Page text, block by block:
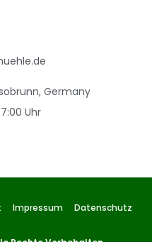
Germany
Uhr
Impressum Datenschutz